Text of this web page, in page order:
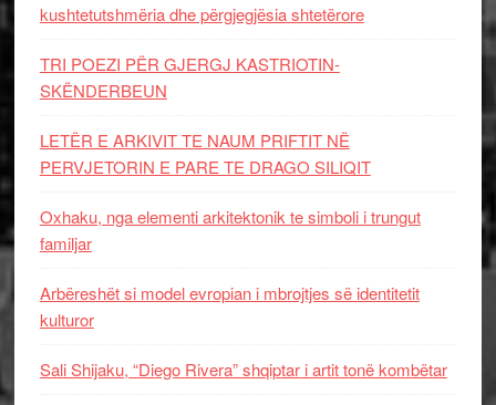
kushtetutshmëria dhe përgjegjësia shtetërore
TRI POEZI PËR GJERGJ KASTRIOTIN-
SKËNDERBEUN
LETËR E ARKIVIT TE NAUM PRIFTIT NË
PERVJETORIN E PARE TE DRAGO SILIQIT
Oxhaku, nga elementi arkitektonik te simboli i trungut
familjar
Arbëreshët si model evropian i mbrojtjes së identitetit
kulturor
Sali Shijaku, “Diego Rivera” shqiptar i artit tonë kombëtar